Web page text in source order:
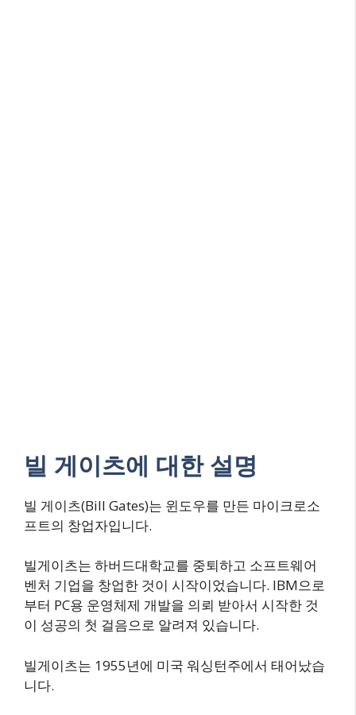
빌 게이츠에 대한 설명
빌 게이츠(Bill Gates)는 윈도우를 만든 마이크로소
프트의 창업자입니다.
빌게이츠는 하버드대학교를 중퇴하고 소프트웨어
벤처 기업을 창업한 것이 시작이었습니다. IBM으로
부터 PC용 운영체제 개발을 의뢰 받아서 시작한 것
이 성공의 첫 걸음으로 알려져 있습니다.
빌게이츠는 1955년에 미국 워싱턴주에서 태어났습
니다.